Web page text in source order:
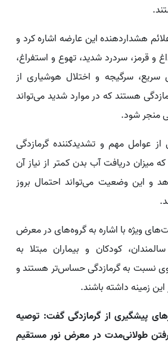
هشداردهنده این عارضه اشاره کرد و
سردرد شدید، تهوع و استفراغ،
سرگیجه و اختلال هوشیاری از
هستند که در موارد شدید می‌تواند
منجر شود.
عوامل مهم و تشدیدکننده گرمازدگی
میزان دریافت آب بدن کمتر از نیاز آن
و این وضعیت می‌تواند احتمال بروز
ویژه با اشاره به گروه‌های در معرض
کودکان و بیماران مبتلا به
نسبت به گرمازدگی حساس‌تر هستند و
زمینه داشته باشند.
پیشگیری از گرمازدگی گفت: توصیه
طولانی‌مدت در معرض نور مستقیم